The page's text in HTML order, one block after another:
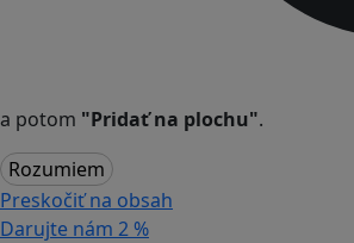
a potom "Pridať na plochu".
Rozumiem
Preskočiť na obsah
Darujte nám 2 %